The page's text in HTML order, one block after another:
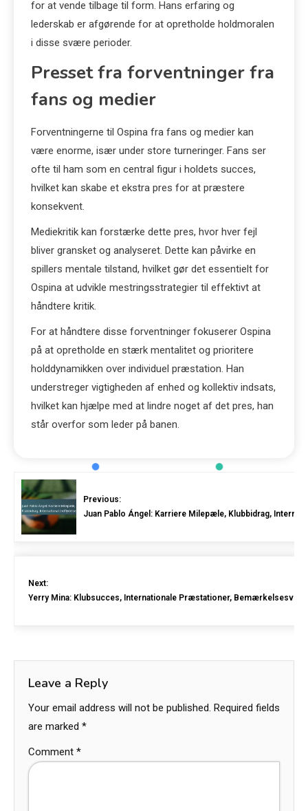
for at vende tilbage til form. Hans erfaring og
lederskab er afgørende for at opretholde holdmoralen
i disse svære perioder.
Presset fra forventninger fra
fans og medier
Forventningerne til Ospina fra fans og medier kan
være enorme, især under store turneringer. Fans ser
ofte til ham som en central figur i holdets succes,
hvilket kan skabe et ekstra pres for at præstere
konsekvent.
Mediekritik kan forstærke dette pres, hvor hver fejl
bliver gransket og analyseret. Dette kan påvirke en
spillers mentale tilstand, hvilket gør det essentielt for
Ospina at udvikle mestringsstrategier til effektivt at
håndtere kritik.
For at håndtere disse forventninger fokuserer Ospina
på at opretholde en stærk mentalitet og prioritere
holddynamikken over individuel præstation. Han
understreger vigtigheden af enhed og kollektiv indsats,
hvilket kan hjælpe med at lindre noget af det pres, han
står overfor som leder på banen.
Previous:
Juan Pablo Ángel: Karriere Milepæle, Klubbidrag,
Next:
Yerry Mina: Klubsucces, Internationale Præstationer,
Leave a Reply
Your email address will not be published. Required fields
are marked *
Comment *